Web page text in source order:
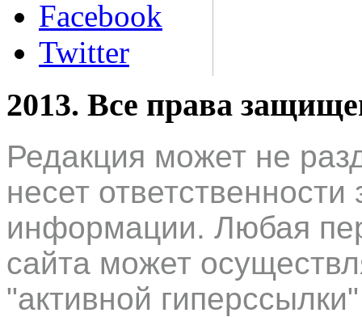
Facebook
Twitter
2013. Все права
Редакция может не
несет
информации. Любая
сайта может
"активной